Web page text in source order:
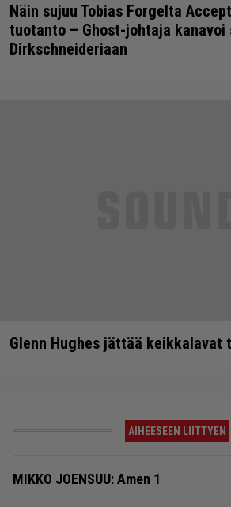
Näin sujuu Tobias Forgelta
tuotanto – Ghost-johtaja kanavoi
Dirkschneideriaan
Glenn Hughes jättää keikkalavat
AIHEESEEN LIITTYEN
MIKKO JOENSUU: Amen 1